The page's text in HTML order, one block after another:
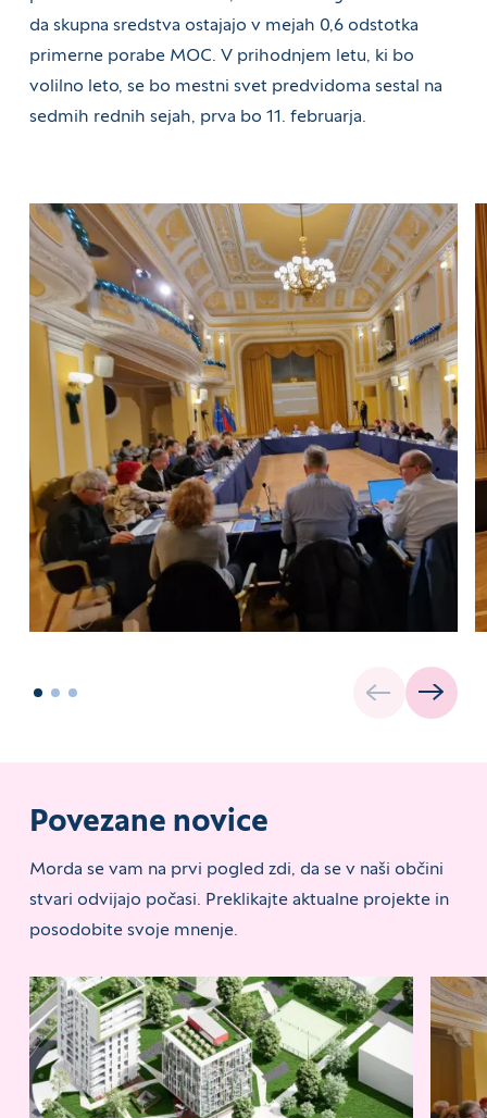
da skupna sredstva ostajajo v mejah 0,6 odstotka
primerne porabe MOC. V prihodnjem letu, ki bo
volilno leto, se bo mestni svet predvidoma sestal na
sedmih rednih sejah, prva bo 11. februarja.
Povezane novice
Morda se vam na prvi pogled zdi, da se v naši občini
stvari odvijajo počasi. Preklikajte aktualne projekte in
posodobite svoje mnenje.